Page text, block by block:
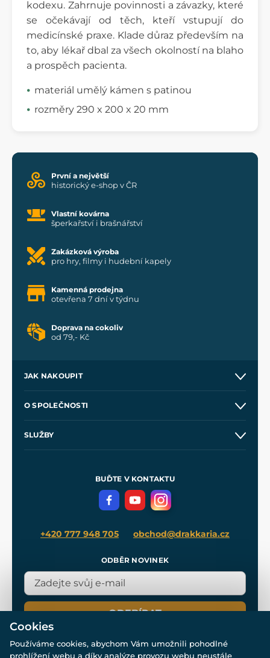
kodexu. Zahrnuje povinnosti a závazky, které
se očekávají od těch, kteří vstupují do
medicínské praxe. Klade důraz především na
to, aby lékař dbal za všech okolností na blaho
a prospěch pacienta.
materiál umělý kámen s patinou
rozměry 290 x 200 x 20 mm
První a největší
historický e-shop v ČR
Vlastní kovárna
šperkařství i brašnářství
Zakázková výroba
pro hry, filmy i hudební kapely
Kamenná prodejna
otevřena 7 dní v týdnu
Doprava na cokoliv
od 79,- Kč
JAK NAKOUPIT
Velkoobchod
O SPOLEČNOSTI
SLUŽBY
Meče pro Kingdom Come
BUĎTE V KONTAKTU
+420 777 948 705 obchod@drakkaria.cz
ODBĚR NOVINEK
ODEBÍRAT
Cookies
Používáme cookies, abychom Vám umožnili pohodlné
prohlížení webu a díky analýze provozu webu neustále